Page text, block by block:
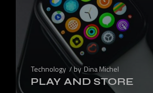
Technology by Dina Michel
PLAY AND STORE